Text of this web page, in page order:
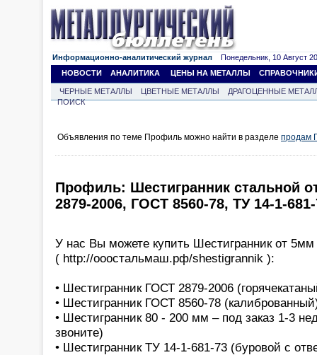
Информационно-аналитический журнал Понедельник, 10 Август
НОВОСТИ
АНАЛИТИКА ЦЕНЫ НА МЕТАЛЛЫ
ЧЕРНЫЕ МЕТАЛЛЫ ЦВЕТНЫЕ МЕТАЛЛЫ
ДРАГОЦЕННЫЕ
ПОИСК
Объявления по теме Профиль можно найти в разделе продам
Профиль: Шестигранник стальной
2879-2006, ГОСТ 8560-78, ТУ 14-1-
У нас Вы можете купить Шестигранник от
( http://ооостальмаш.рф/shestigrannik ):
• Шестигранник ГОСТ 2879-2006
• Шестигранник ГОСТ 8560-78
• Шестигранник 80 - 200 мм – под заказ 1-3
звоните)
• Шестигранник ТУ 14-1-681-73 (буровой с